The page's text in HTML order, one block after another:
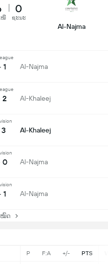
P F:A +/- PTS
ໝີ
0
ຊະນະ
Al-Najma
1 Al-Najma
2 Al-Khaleej
3 Al-Khaleej
0 Al-Najma
1 Al-Najma
ໝົດ